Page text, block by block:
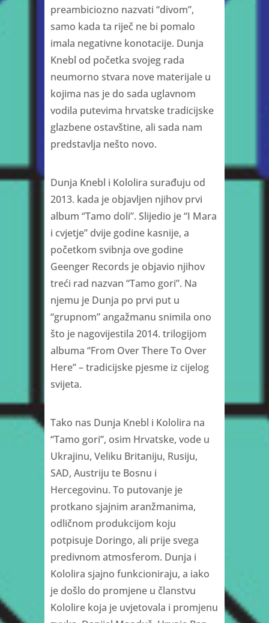
preambiciozno nazvati “divom”,
samo kada ta riječ ne bi pomalo
imala negativne konotacije. Dunja
Knebl od početka svojeg rada
neumorno stvara nove materijale u
kojima nas je do sada uglavnom
vodila putevima hrvatske tradicijske
glazbene ostavštine, ali sada nam
predstavlja nešto novo.
Dunja Knebl i Kololira surađuju od
2013. kada je objavljen njihov prvi
album “Tamo doli”. Slijedio je “I Mara
i cvjetje” dvije godine kasnije, a
početkom svibnja ove godine
Geenger Records je objavio njihov
treći rad nazvan “Tamo gori”. Na
njemu je Dunja po prvi put u
“grupnom” angažmanu snimila ono
što je nagovijestila 2014. trilogijom
albuma “From Over There To Over
Here” – tradicijske pjesme iz cijelog
svijeta.
Tako nas Dunja Knebl i Kololira na
“Tamo gori”, osim Hrvatske, vode u
Ukrajinu, Veliku Britaniju, Rusiju,
SAD, Austriju te Bosnu i
Hercegovinu. To putovanje je
protkano sjajnim aranžmanima,
odličnom produkcijom koju
potpisuje Doringo, ali prije svega
predivnom atmosferom. Dunja i
Kololira sjajno funkcioniraju, a iako
je došlo do promjene u članstvu
Kololire koja je uvjetovala i promjenu